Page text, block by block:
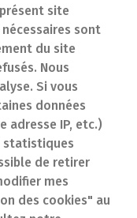
site
sont
du site
Nous
Si vous
données
adresse IP, etc.)
statistiques
de retirer
mes
des cookies" au
d'urgence
(FAQ)